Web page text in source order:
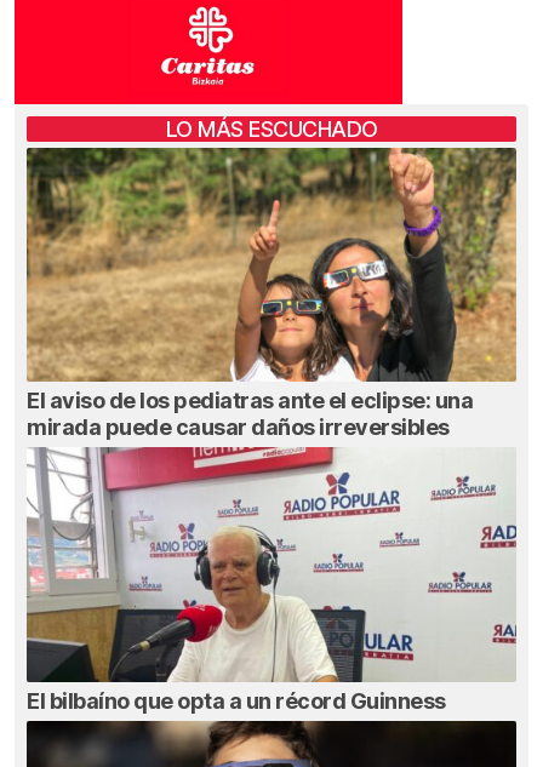
LO MÁS ESCUCHADO
El aviso de los pediatras ante el eclipse: una
mirada puede causar daños irreversibles
El bilbaíno que opta a un récord Guinness